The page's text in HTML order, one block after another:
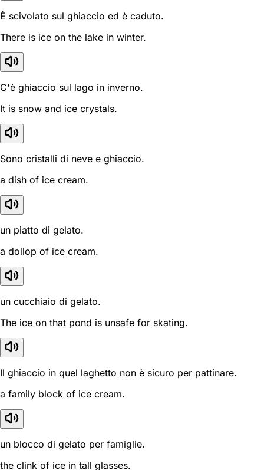
È scivolato sul ghiaccio ed è caduto.
There is ice on the lake in winter.
C'è ghiaccio sul lago in inverno.
It is snow and ice crystals.
Sono cristalli di neve e ghiaccio.
a dish of ice cream.
un piatto di gelato.
a dollop of ice cream.
un cucchiaio di gelato.
The ice on that pond is unsafe for skating.
Il ghiaccio in quel laghetto non è sicuro per pattinare.
a family block of ice cream.
un blocco di gelato per famiglie.
the clink of ice in tall glasses.